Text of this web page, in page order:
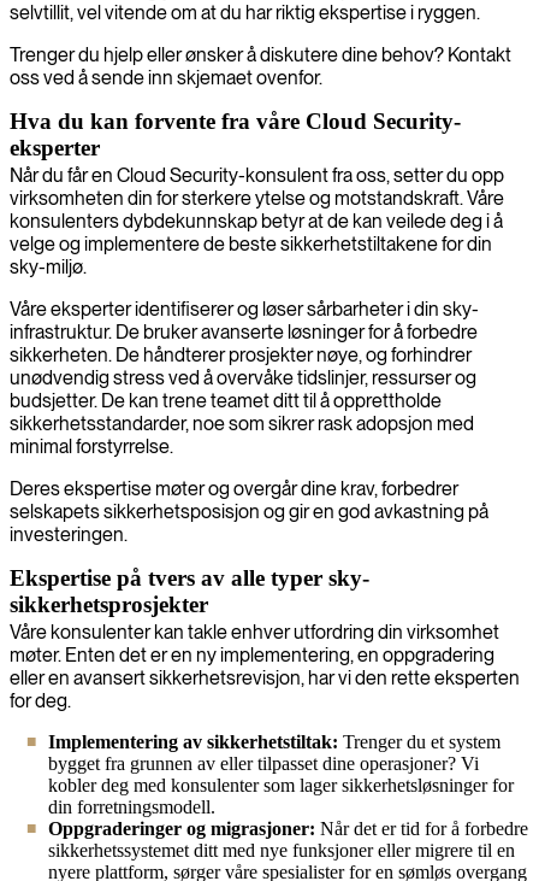
selvtillit, vel vitende om at du har riktig ekspertise i ryggen.
Trenger du hjelp eller ønsker å diskutere dine behov? Kontakt
oss ved å sende inn skjemaet ovenfor.
Hva du kan forvente fra våre Cloud Security-
eksperter
Når du får en Cloud Security-konsulent fra oss, setter du opp
virksomheten din for sterkere ytelse og motstandskraft. Våre
konsulenters dybdekunnskap betyr at de kan veilede deg i å
velge og implementere de beste sikkerhetstiltakene for din
sky-miljø.
Våre eksperter identifiserer og løser sårbarheter i din sky-
infrastruktur. De bruker avanserte løsninger for å forbedre
sikkerheten. De håndterer prosjekter nøye, og forhindrer
unødvendig stress ved å overvåke tidslinjer, ressurser og
budsjetter. De kan trene teamet ditt til å opprettholde
sikkerhetsstandarder, noe som sikrer rask adopsjon med
minimal forstyrrelse.
Deres ekspertise møter og overgår dine krav, forbedrer
selskapets sikkerhetsposisjon og gir en god avkastning på
investeringen.
Ekspertise på tvers av alle typer sky-
sikkerhetsprosjekter
Våre konsulenter kan takle enhver utfordring din virksomhet
møter. Enten det er en ny implementering, en oppgradering
eller en avansert sikkerhetsrevisjon, har vi den rette eksperten
for deg.
Implementering av sikkerhetstiltak: Trenger du et system
bygget fra grunnen av eller tilpasset dine operasjoner? Vi
kobler deg med konsulenter som lager sikkerhetsløsninger for
din forretningsmodell.
Oppgraderinger og migrasjoner: Når det er tid for å forbedre
sikkerhetssystemet ditt med nye funksjoner eller migrere til en
nyere plattform, sørger våre spesialister for en sømløs overgang